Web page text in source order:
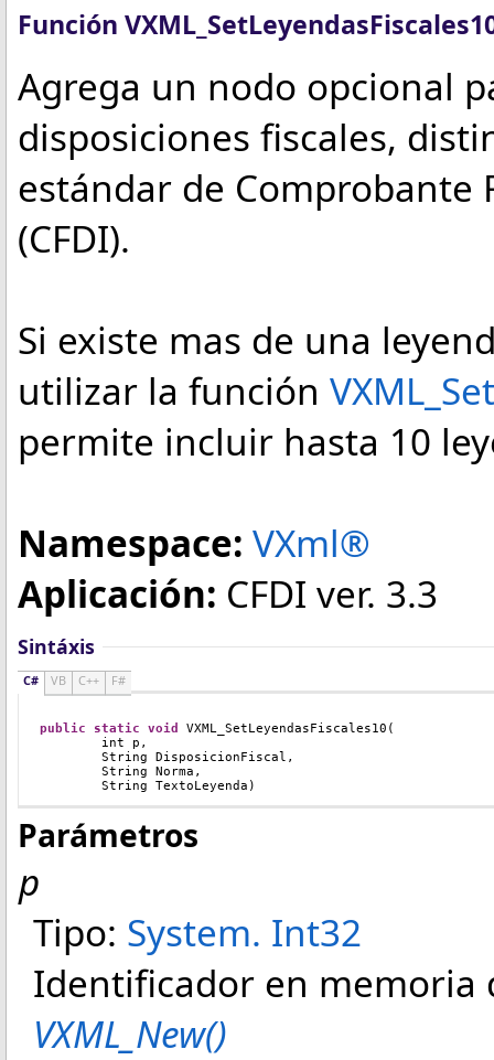
Función
Agrega un nodo opcional
disposiciones fiscales,
estándar de Comprobante
(CFDI).
Si existe mas de una
utilizar la función
permite incluir hasta 10
Namespace: VXml®
Aplicación: CFDI ver. 3.3
Sintáxis
C# VB C++ F#
public static void
VXML_SetLeyendasFiscales10(
	int p,
	String DisposicionFiscal,
	String Norma,
	String TextoLeyenda)
Parámetros
p
Tipo: System. Int32
Identificador en memoria
VXML_New()